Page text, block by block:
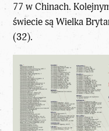
77 w Chinach.
świecie są Wielka
(32).